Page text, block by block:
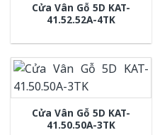
Cửa Vân Gỗ 5D KAT-
41.52.52A-4TK
Cửa Vân Gỗ 5D KAT-
41.50.50A-3TK